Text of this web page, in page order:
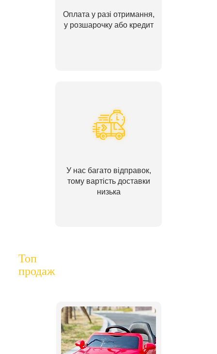
Оплата у разі отримання,
у розшарочку або кредит
У нас багато відправок,
тому вартість доставки
низька
Топ
продаж